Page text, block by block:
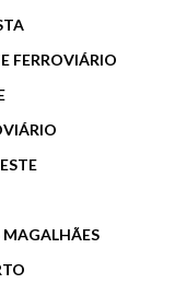
FERROVIÁRIO
MAGALHÃES